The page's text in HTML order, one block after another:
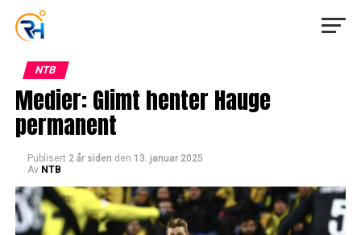
NTB
Medier: Glimt henter Hauge
permanent
Publisert 2 år siden den 13. januar 2025
Av NTB